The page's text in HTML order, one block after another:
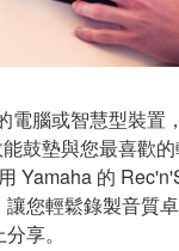
電腦或智慧型裝置
鼓墊與您最喜歡
Yamaha 的
您輕鬆錄製音質
享。